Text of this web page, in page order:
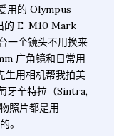
用的 Olympus
的 E-M10 Mark
一个镜头不用换来
广角镜和日常用
生用相机帮我拍美
牙辛特拉（Sintra,
照片都是用
。